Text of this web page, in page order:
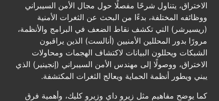
الاختراق، يتناول شرحًا مفصلًا حول مجال الأمن السيبراني
ووظائفه المختلفة، بدءًا من البحث عن الثغرات الأمنية
(ريسيرشر) التي تكشف نقاط الضعف في البرامج والأنظمة،
مرورًا بدور المحللين الأمنيين (أنالست) الذين يراقبون
الشبكات ويحللون البيانات لاكتشاف الهجمات ومحاولات
الاختراق، ووصولًا إلى مهندس الأمن السيبراني (إنجينير) الذي
يبني ويطور أنظمة الحماية ويعالج الثغرات المكتشفة.
كما يوضح مفاهيم مثل زيرو داي وزيرو كليك، وأهمية فرق